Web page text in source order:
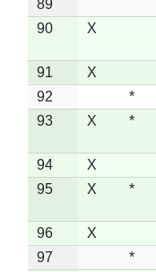
89
90
X
91 X
92
*
93
X *
94 X
95
X *
96 X
97
*